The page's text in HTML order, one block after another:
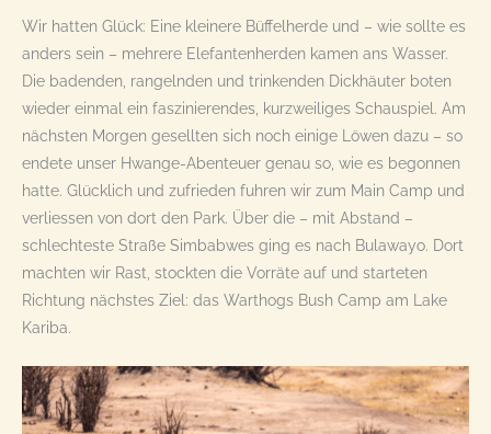
Wir hatten Glück: Eine kleinere Büffelherde und – wie sollte es
anders sein – mehrere Elefantenherden kamen ans Wasser.
Die badenden, rangelnden und trinkenden Dickhäuter boten
wieder einmal ein faszinierendes, kurzweiliges Schauspiel. Am
nächsten Morgen gesellten sich noch einige Löwen dazu – so
endete unser Hwange-Abenteuer genau so, wie es begonnen
hatte. Glücklich und zufrieden fuhren wir zum Main Camp und
verliessen von dort den Park. Über die – mit Abstand –
schlechteste Straße Simbabwes ging es nach Bulawayo. Dort
machten wir Rast, stockten die Vorräte auf und starteten
Richtung nächstes Ziel: das Warthogs Bush Camp am Lake
Kariba.